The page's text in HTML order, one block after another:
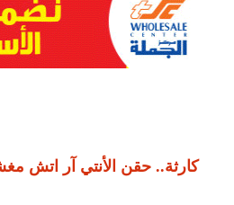
كارثة.. حقن الأنتي آر اتش